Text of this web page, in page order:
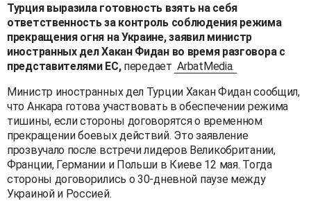
Турция выразила готовность взять на себя
ответственность за контроль соблюдения режима
прекращения огня на Украине, заявил министр
иностранных дел Хакан Фидан во время разговора с
представителями ЕС,передает ArbatMedia.
Министр иностранных дел Турции Хакан Фидан сообщил,
что Анкара готова участвовать в обеспечении режима
тишины, если стороны договорятся о временном
прекращении боевых действий. Это заявление
прозвучало после встречи лидеров Великобритании,
Франции, Германии и Польши в Киеве 12 мая. Тогда
стороны договорились о 30-дневной паузе между
Украиной и Россией.